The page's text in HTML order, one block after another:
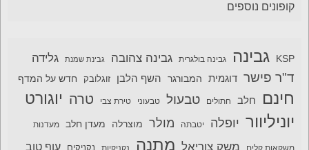
קופונים נוספים
KSP גבינה גבינה בולגרית גבינה צהובה גבינת שמנת גלידה
ד"ר פישר דוגמית המבורגר השף הלבן זוגלובק חדש על המדף
חינם חלב חתולים טבעול טבעוני טירת צבי טרה יוגורט
יוניליוור יופלה יטבתה מולר מוצרלה מעדן חלב מעדנות
משק צוריאל מתנה עוף טוב